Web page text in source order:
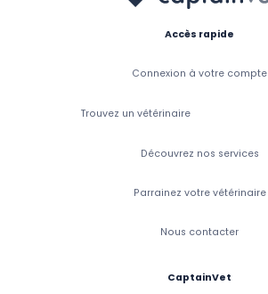
Accès rapide
Connexion à votre compte
Trouvez un vétérinaire
Découvrez nos services
Parrainez votre vétérinaire
Nous contacter
CaptainVet